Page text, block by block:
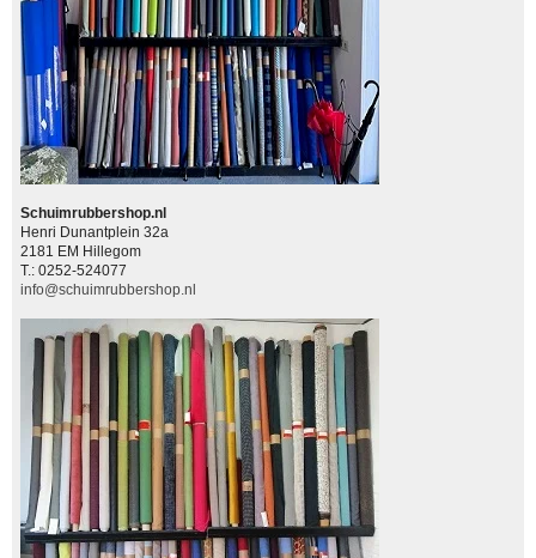
Schuimrubbershop.nl
Henri Dunantplein 32a
2181 EM Hillegom
T.: 0252-524077
info@schuimrubbershop.nl